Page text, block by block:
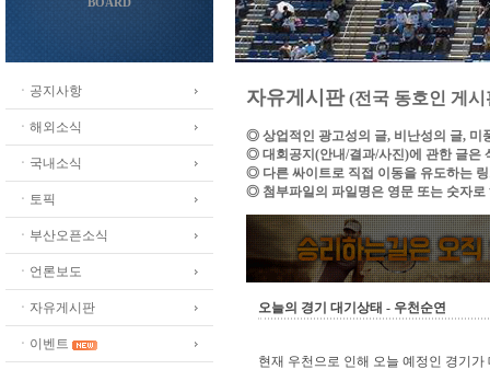
BOARD
ㆍ공지사항
ㆍ해외소식
ㆍ국내소식
ㆍ토픽
ㆍ부산오픈소식
ㆍ언론보도
ㆍ자유게시판
ㆍ이벤트
자유게시판(전국 동호인 게시
◎ 상업적인 광고성의 글, 비난성의 글, 미
◎ 대회공지(안내/결과/사진)에 관한 글은
◎ 다른 싸이트로 직접 이동을 유도하는
◎ 첨부파일의 파일명은 영문 또는 숫자로
오늘의 경기 대기상태 - 우천순연
현재 우천으로 인해 오늘 예정인 경기가